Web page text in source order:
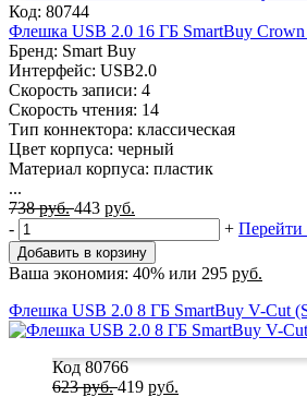
Код: 80744
Флешка USB 2.0 16 ГБ SmartBuy
Бренд: Smart Buy
Интерфейс: USB2.0
Скорость записи: 4
Скорость чтения: 14
Тип коннектора: классическая
Цвет корпуса: черный
Материал корпуса: пластик
...
738руб. 443 руб.
-
+ Перейти
Добавить в корзину
Ваша экономия: 40% или 295 руб.
Флешка USB 2.0 8 ГБ SmartBuy V-Cut
Код 80766
623руб. 419 руб.